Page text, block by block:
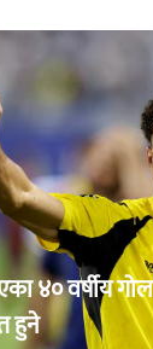
४० वर्षीय
हुने